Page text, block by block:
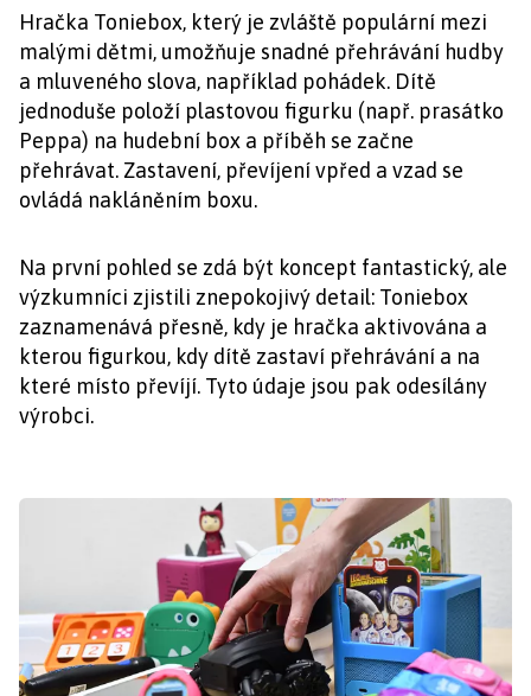
Hračka Toniebox, který je zvláště populární mezi
malými dětmi, umožňuje snadné přehrávání hudby
a mluveného slova, například pohádek. Dítě
jednoduše položí plastovou figurku (např. prasátko
Peppa) na hudební box a příběh se začne
přehrávat. Zastavení, převíjení vpřed a vzad se
ovládá nakláněním boxu.
Na první pohled se zdá být koncept fantastický, ale
výzkumníci zjistili znepokojivý detail: Toniebox
zaznamenává přesně, kdy je hračka aktivována a
kterou figurkou, kdy dítě zastaví přehrávání a na
které místo převíjí. Tyto údaje jsou pak odesílány
výrobci.